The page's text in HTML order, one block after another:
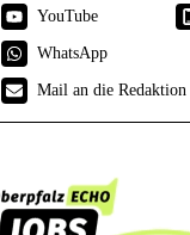
YouTube
WhatsApp
Mail an die Redaktion